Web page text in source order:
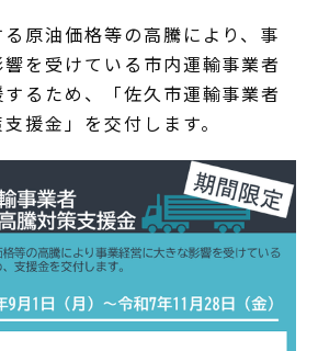
原油価格等の高騰により、事
を受けている市内運輸事業者
るため、「佐久市運輸事業者
援金」を交付します。